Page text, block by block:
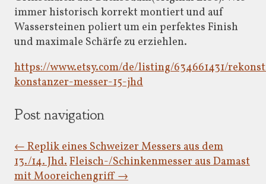
immer historisch korrekt montiert und auf
Wassersteinen poliert um ein perfektes Finish
und maximale Schärfe zu erziehlen.
https://www.etsy.com/de/listing/634661431/
konstanzer-messer-15-jhd
Post navigation
←Replik eines Schweizer Messers aus dem
13./14. Jhd.Fleisch-/Schinkenmesser aus Damast
mit Mooreichengriff→